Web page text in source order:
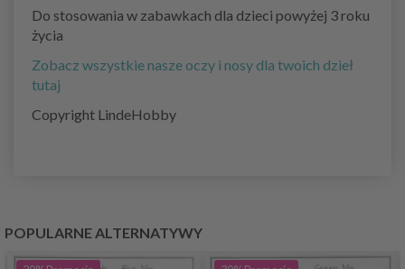
Do stosowania w zabawkach dla dzieci powyżej 3 roku
życia
Zobacz wszystkie nasze oczy i nosy dla twoich dzieł
tutaj
Copyright LindeHobby
POPULARNE ALTERNATYWY